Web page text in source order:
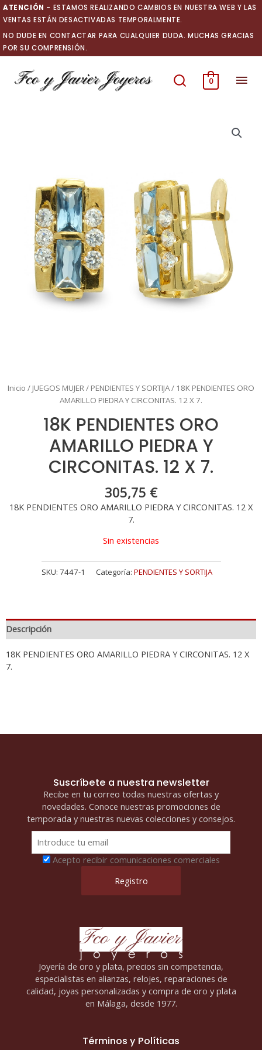
Ir
al
contenido
ATENCIÓN - ESTAMOS REALIZANDO CAMBIOS EN NUESTRA WEB Y LAS
VENTAS ESTÁN DESACTIVADAS TEMPORALMENTE.
NO DUDE EN CONTACTAR PARA CUALQUIER DUDA. MUCHAS GRACIAS
POR SU COMPRENSIÓN.
0
Inicio / JUEGOS MUJER / PENDIENTES Y SORTIJA/ 18K PENDIENTES ORO
AMARILLO PIEDRA Y CIRCONITAS. 12 X 7.
18K PENDIENTES ORO
AMARILLO PIEDRA Y
CIRCONITAS. 12 X 7.
305,75 €
18K PENDIENTES ORO AMARILLO PIEDRA Y CIRCONITAS. 12 X
7.
Sin existencias
SKU: 7447-1 Categoría: PENDIENTES Y SORTIJA
Descripción
18K PENDIENTES ORO AMARILLO PIEDRA Y CIRCONITAS. 12 X
7.
Suscríbete a nuestra newsletter
Recibe en tu correo todas nuestras ofertas y
novedades. Conoce nuestras promociones de
temporada y nuestras nuevas colecciones y consejos.
Acepto recibir comunicaciones comerciales
Joyería de oro y plata, precios sin competencia,
especialistas en alianzas, relojes, reparaciones de
calidad, joyas personalizadas y compra de oro y plata
en Málaga, desde 1977.
Términos y Políticas